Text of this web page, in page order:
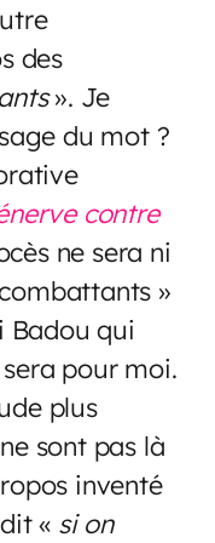
des
». Je
du mot ?
contre
ne sera ni
»
Badou qui
pour moi.
plus
sont pas là
inventé
« si on